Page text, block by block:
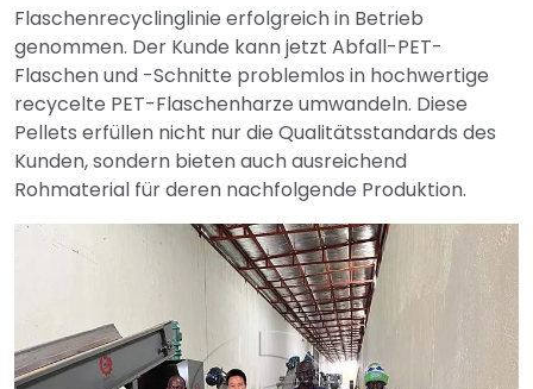
Flaschenrecyclinglinie erfolgreich in Betrieb
genommen. Der Kunde kann jetzt Abfall-PET-
Flaschen und -Schnitte problemlos in hochwertige
recycelte PET-Flaschenharze umwandeln. Diese
Pellets erfüllen nicht nur die Qualitätsstandards des
Kunden, sondern bieten auch ausreichend
Rohmaterial für deren nachfolgende Produktion.